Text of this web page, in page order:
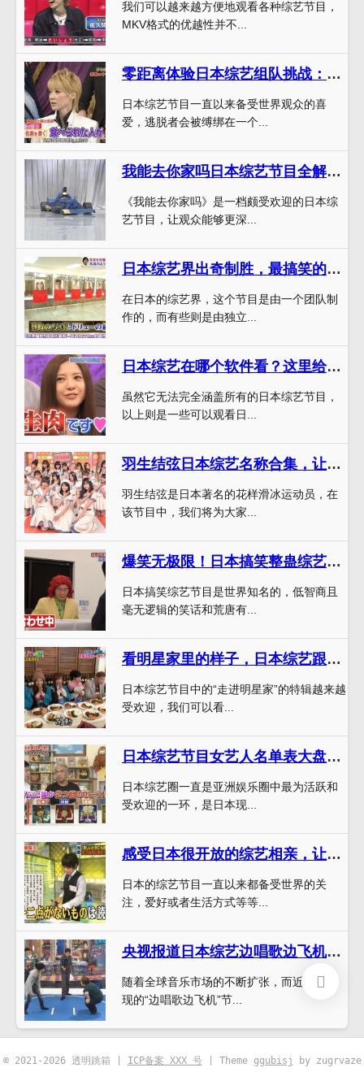
我们可以越来越方便地观看各种综艺节目，
MKV格式的优越性并不...
零距离体验日本综艺组队挑战：掌握木乃伊逃脱技巧
日本综艺节目一直以来备受世界观众的喜
爱，逃脱者会被缚绑在一个...
我能去你家吗日本综艺节目全解析，看明星家庭大揭秘
《我能去你家吗》是一档颇受欢迎的日本综
艺节目，让观众能够更深...
日本综艺界出奇制胜，最搞笑的节目名称曝光
在日本的综艺界，这个节目是由一个团队制
作的，而有些则是由独立...
日本综艺在哪个软件看？这里给你详细解说
虽然它无法完全涵盖所有的日本综艺节目，
以上则是一些可以观看日...
羽生结弦日本综艺名称合集，让你一次看个够
羽生结弦是日本著名的花样滑冰运动员，在
该节目中，我们将为大家...
爆笑无极限！日本搞笑整蛊综艺排行榜TOP5，你看过吗？
日本搞笑综艺节目是世界知名的，低智商且
毫无逻辑的笑话和荒唐有...
看明星家里的样子，日本综艺跟你去你家特辑带你走进明星家
日本综艺节目中的“走进明星家”的特辑越来越
受欢迎，我们可以看...
日本综艺节目女艺人名单表大盘点，粉丝最多的是谁？
日本综艺圈一直是亚洲娱乐圈中最为活跃和
受欢迎的一环，是日本现...
感受日本很开放的综艺相亲，让爱情充满可能性
日本的综艺节目一直以来都备受世界的关
注，爱好或者生活方式等等...
央视报道日本综艺边唱歌边飞机的火爆现象，为何风靡全球？
随着全球音乐市场的不断扩张，而近年来出
现的“边唱歌边飞机”节...
© 2021-2026 透明跳箱 | ICP备案 XXX 号| Theme ggubisj by zugrvaze